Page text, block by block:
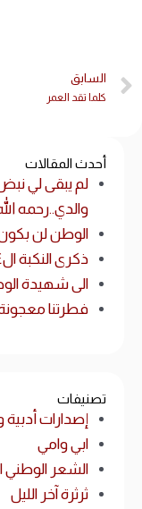
أحدث المقالات
لم يبقى لي
والدي..رحمه
الوطن لن
ذكرى النكبة ال٧٤/ ١٥ أيار
الى شهيدة
فطرتنا
تصنيفات
إصدارات
ابي وامي
الشعر الوطني
ثرثرة آخر الليل
السابق
كلما تقد العمر